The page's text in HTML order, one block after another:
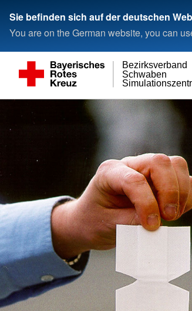
Sie befinden sich auf der deutschen
You are on the German website, you can
Schwaben
Bezirksverband